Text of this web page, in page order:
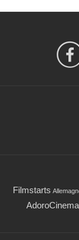
Filmstarts
AdoroCinema